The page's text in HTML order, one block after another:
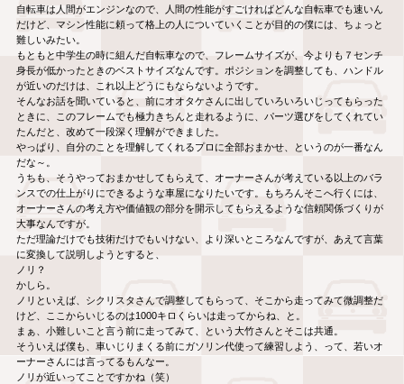
自転車は人間がエンジンなので、人間の性能がすごければどんな自転車でも速いん
だけど、マシン性能に頼って格上の人についていくことが目的の僕には、ちょっと
難しいみたい。
もともと中学生の時に組んだ自転車なので、フレームサイズが、今よりも７センチ
身長が低かったときのベストサイズなんです。ポジションを調整しても、ハンドル
が近いのだけは、これ以上どうにもならないようです。
そんなお話を聞いていると、前にオオタケさんに出していろいろいじってもらった
ときに、このフレームでも極力きちんと走れるように、パーツ選びをしてくれてい
たんだと、改めて一段深く理解ができました。
やっぱり、自分のことを理解してくれるプロに全部おまかせ、というのが一番なん
だな～。
うちも、そうやっておまかせしてもらえて、オーナーさんが考えている以上のバラ
ンスでの仕上がりにできるような車屋になりたいです。もちろんそこへ行くには、
オーナーさんの考え方や価値観の部分を開示してもらえるような信頼関係づくりが
大事なんですが。
ただ理論だけでも技術だけでもいけない、より深いところなんですが、あえて言葉
に変換して説明しようとすると、
ノリ？
かしら。
ノリといえば、シクリスタさんで調整してもらって、そこから走ってみて微調整だ
けど、ここからいじるのは1000キロくらいは走ってからね、と。
まぁ、小難しいこと言う前に走ってみて、という大竹さんとそこは共通。
そういえば僕も、車いじりまくる前にガソリン代使って練習しよう、って、若いオ
ーナーさんには言ってるもんなー。
ノリが近いってことですかね（笑）